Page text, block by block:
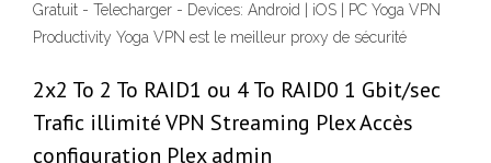
Gratuit - Telecharger - Devices: Android | iOS | PC Yoga VPN
Productivity Yoga VPN est le meilleur proxy de sécurité
2x2 To 2 To RAID1 ou 4 To RAID0 1 Gbit/sec
Trafic illimité VPN Streaming Plex Accès
configuration Plex admin